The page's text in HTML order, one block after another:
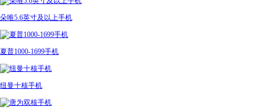
朵唯5.6英寸及以上手机
夏普1000-1699手机
纽曼十核手机